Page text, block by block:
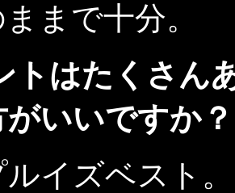
まで十分。
トはたくさん
いいですか？
イズベスト